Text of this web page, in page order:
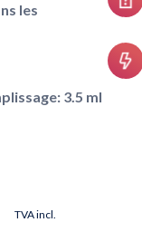
les
3.5 ml
TVA incl.